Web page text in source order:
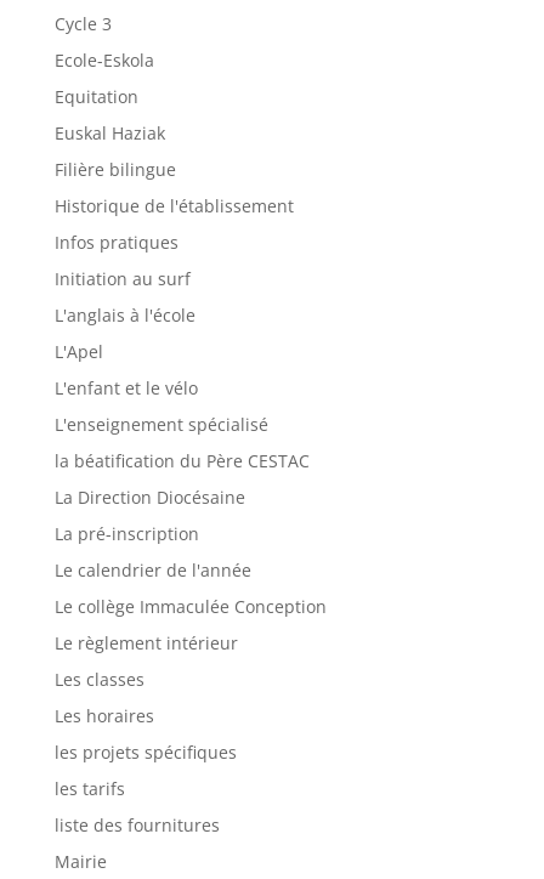
Cycle 3
Ecole-Eskola
Equitation
Euskal Haziak
Filière bilingue
Historique de l'établissement
Infos pratiques
Initiation au surf
L'anglais à l'école
L'Apel
L'enfant et le vélo
L'enseignement spécialisé
la béatification du Père CESTAC
La Direction Diocésaine
La pré-inscription
Le calendrier de l'année
Le collège Immaculée Conception
Le règlement intérieur
Les classes
Les horaires
les projets spécifiques
les tarifs
liste des fournitures
Mairie